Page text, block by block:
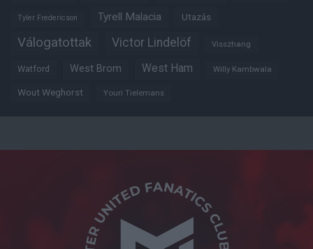
Tyler Fredericson Tyrell Malacia Utazás
Válogatottak Victor Lindelöf Visszhang
Watford West Brom West Ham Willy Kambwala
Wout Weghorst Youri Tielemans